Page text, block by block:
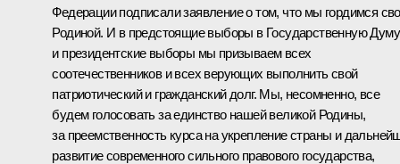
Федерации подписали заявление о том, что мы гордимся
Родиной. И в предстоящие выборы в Государственную Думу
и президентские выборы мы призываем всех
соотечественников и всех верующих выполнить свой
патриотический и гражданский долг. Мы, несомненно, все
будем голосовать за единство нашей великой Родины,
за преемственность курса на укрепление страны и
развитие современного сильного правового государства,